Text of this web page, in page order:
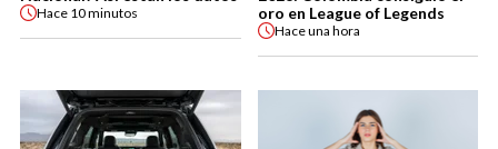
Hace 10 minutos
oro en League of Legends
Haceuna hora